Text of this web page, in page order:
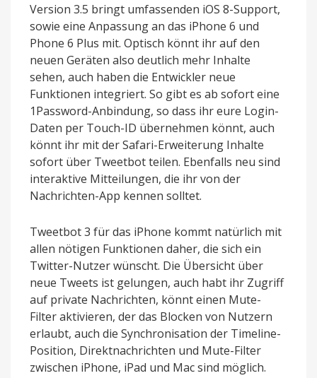
Version 3.5 bringt umfassenden iOS 8-Support,
sowie eine Anpassung an das iPhone 6 und
Phone 6 Plus mit. Optisch könnt ihr auf den
neuen Geräten also deutlich mehr Inhalte
sehen, auch haben die Entwickler neue
Funktionen integriert. So gibt es ab sofort eine
1Password-Anbindung, so dass ihr eure Login-
Daten per Touch-ID übernehmen könnt, auch
könnt ihr mit der Safari-Erweiterung Inhalte
sofort über Tweetbot teilen. Ebenfalls neu sind
interaktive Mitteilungen, die ihr von der
Nachrichten-App kennen solltet.
Tweetbot 3 für das iPhone kommt natürlich mit
allen nötigen Funktionen daher, die sich ein
Twitter-Nutzer wünscht. Die Übersicht über
neue Tweets ist gelungen, auch habt ihr Zugriff
auf private Nachrichten, könnt einen Mute-
Filter aktivieren, der das Blocken von Nutzern
erlaubt, auch die Synchronisation der Timeline-
Position, Direktnachrichten und Mute-Filter
zwischen iPhone, iPad und Mac sind möglich.